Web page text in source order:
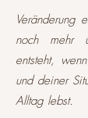
Veränderung
noch mehr
entsteht,
und deiner
Alltag lebst.